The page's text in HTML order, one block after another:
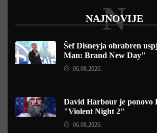
NAJNOVIJE
N
Šef Disneyja ohrabren
Man: Brand New Day"
06.08.2026.
David Harbour je ponovo
"Violent Night 2"
06.08.2026.